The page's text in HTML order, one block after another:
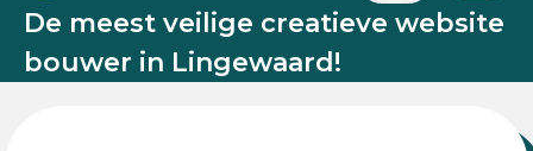
De meest veilige creatieve website
bouwer in Lingewaard!